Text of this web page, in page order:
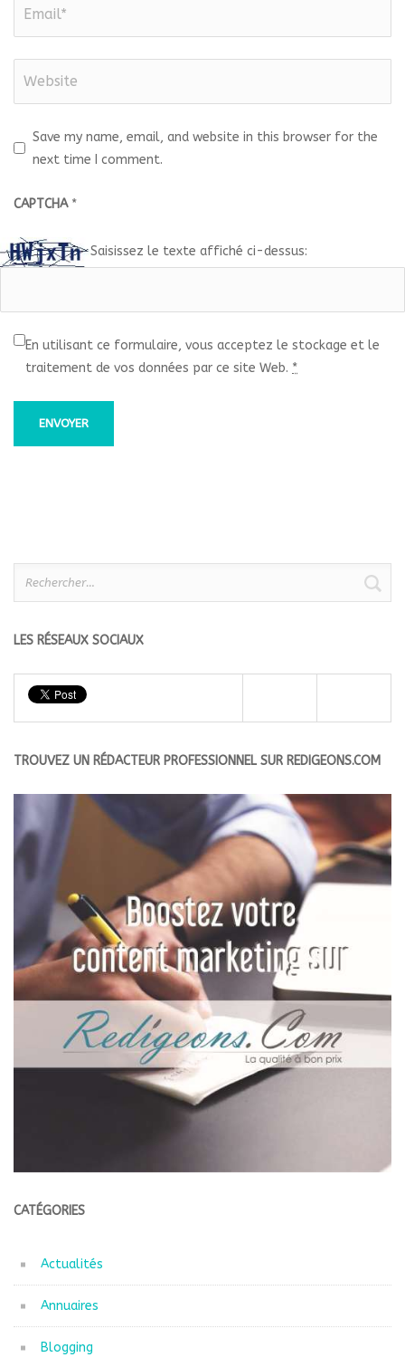
Save my name, email, and website in this browser for the
next time I comment.
CAPTCHA *
Saisissez le texte affiché ci-dessus:
En utilisant ce formulaire, vous acceptez le stockage et le
traitement de vos données par ce site Web. *
LES RÉSEAUX SOCIAUX
TROUVEZ UN RÉDACTEUR PROFESSIONNEL SUR REDIGEONS.COM
CATÉGORIES
Actualités
Annuaires
Blogging